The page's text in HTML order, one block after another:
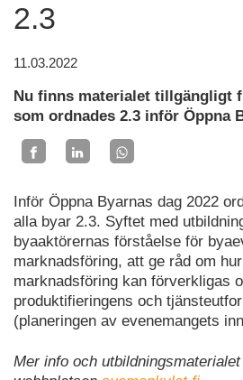
2.3
11.03.2022
Nu finns materialet tillgängligt
som ordnades 2.3 inför Öppna
Inför Öppna Byarnas dag 2022
alla byar 2.3. Syftet med
byaaktörernas förståelse för
marknadsföring, att ge råd om
marknadsföring kan förverkligas
produktifieringens och
(planeringen av evenemangets
Mer info och